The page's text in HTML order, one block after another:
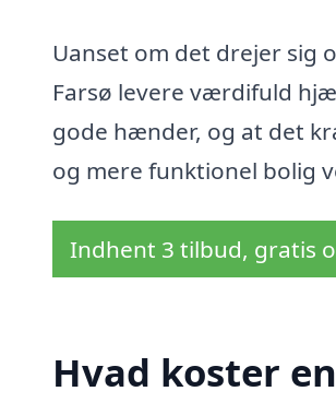
Uanset om det drejer sig
Farsø levere værdifuld
gode hænder, og at det
og mere funktionel bolig
Indhent 3 tilbud, gratis
Hvad koster